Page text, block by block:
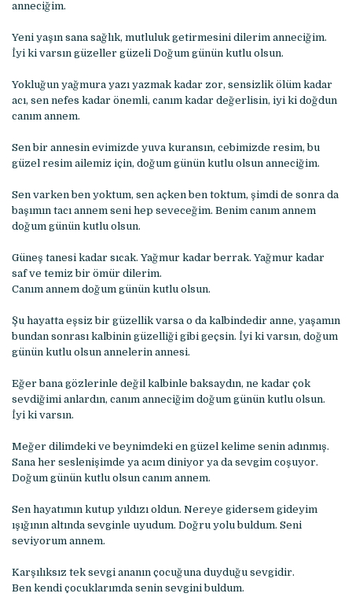
anneciğim.
Yeni yaşın sana sağlık, mutluluk getirmesini dilerim anneciğim.
İyi ki varsın güzeller güzeli Doğum günün kutlu olsun.
Yokluğun yağmura yazı yazmak kadar zor, sensizlik ölüm kadar
acı, sen nefes kadar önemli, canım kadar değerlisin, iyi ki doğdun
canım annem.
Sen bir annesin evimizde yuva kuransın, cebimizde resim, bu
güzel resim ailemiz için, doğum günün kutlu olsun anneciğim.
Sen varken ben yoktum, sen açken ben toktum, şimdi de sonra da
başımın tacı annem seni hep seveceğim. Benim canım annem
doğum günün kutlu olsun.
Güneş tanesi kadar sıcak. Yağmur kadar berrak. Yağmur kadar
saf ve temiz bir ömür dilerim.
Canım annem doğum günün kutlu olsun.
Şu hayatta eşsiz bir güzellik varsa o da kalbindedir anne, yaşamın
bundan sonrası kalbinin güzelliği gibi geçsin. İyi ki varsın, doğum
günün kutlu olsun annelerin annesi.
Eğer bana gözlerinle değil kalbinle baksaydın, ne kadar çok
sevdiğimi anlardın, canım anneciğim doğum günün kutlu olsun.
İyi ki varsın.
Meğer dilimdeki ve beynimdeki en güzel kelime senin adınmış.
Sana her seslenişimde ya acım diniyor ya da sevgim coşuyor.
Doğum günün kutlu olsun canım annem.
Sen hayatımın kutup yıldızı oldun. Nereye gidersem gideyim
ışığının altında sevginle uyudum. Doğru yolu buldum. Seni
seviyorum annem.
Karşılıksız tek sevgi ananın çocuğuna duyduğu sevgidir.
Ben kendi çocuklarımda senin sevgini buldum.